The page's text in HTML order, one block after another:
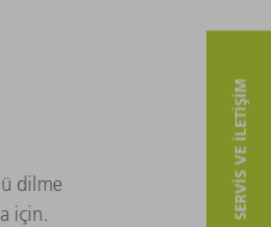
dilme
için.
SERVIS VE ILETIŞIM